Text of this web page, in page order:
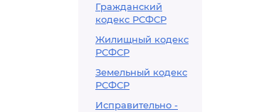
Гражданский
кодекс РСФСР
Жилищный кодекс
РСФСР
Земельный кодекс
РСФСР
Исправительно -